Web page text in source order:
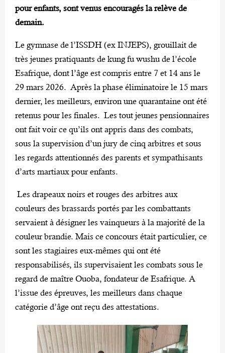
pour enfants, sont venus encouragés la relève de
demain.
Le gymnase de l’ISSDH (ex INJEPS), grouillait de
très jeunes pratiquants de kung fu wushu de l’école
Esafrique, dont l’âge est compris entre 7 et 14 ans le
29 mars 2026. Après la phase éliminatoire le 15 mars
dernier, les meilleurs, environ une quarantaine ont été
retenus pour les finales. Les tout jeunes pensionnaires
ont fait voir ce qu’ils ont appris dans des combats,
sous la supervision d’un jury de cinq arbitres et sous
les regards attentionnés des parents et sympathisants
d’arts martiaux pour enfants.
Les drapeaux noirs et rouges des arbitres aux
couleurs des brassards portés par les combattants
servaient à désigner les vainqueurs à la majorité de la
couleur brandie. Mais ce concours était particulier, ce
sont les stagiaires eux-mêmes qui ont été
responsabilisés, ils supervisaient les combats sous le
regard de maître Ouoba, fondateur de Esafrique. A
l’issue des épreuves, les meilleurs dans chaque
catégorie d’âge ont reçu des attestations.